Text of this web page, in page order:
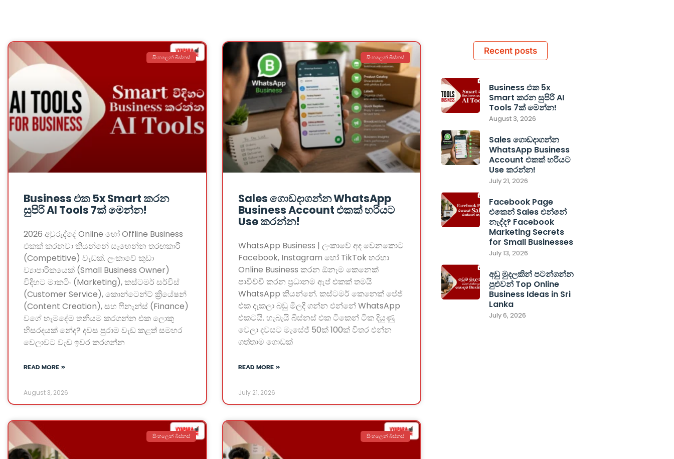
සිංහලෙන් බිස්නස්
Business එක 5x Smart කරන
සුපිරි AI Tools 7ක් මෙන්න!
2026 අවුරුද්දේ Online හෝ Offline Business
එකක් කරනවා කියන්නේ සෑහෙන්න තරඟකාරී
(Competitive) වැඩක්. ලංකාවේ කුඩා
ව්‍යාපාරිකයෙක් (Small Business Owner)
විදිහට මාකටිං (Marketing), කස්ටමර් සර්විස්
(Customer Service), කොන්ටෙන්ට් ක්‍රියේෂන්
(Content Creation), සහ ෆිනෑන්ස් (Finance)
වගේ හැමදේම තනියම කරගන්න එක ලොකු
හිසරදයක් නේද? දවස පුරාම වැඩ කළත් සමහර
වෙලාවට වැඩ ඉවර කරගන්න
READ MORE »
August 3, 2026
සිංහලෙන් බිස්නස්
Sales ගොඩදාගන්න WhatsApp
Business Account එකක් හරියට
Use කරන්න!
WhatsApp Business | ලංකාවේ අද වෙනකොට
Facebook, Instagram හෝ TikTok හරහා
Online Business කරන ඕනෑම කෙනෙක්
පාවිච්චි කරන ප්‍රධානම ඇප් එකක් තමයි
WhatsApp කියන්නේ. කස්ටමර් කෙනෙක් පේජ්
එක දැකලා බඩු මිලදී ගන්න එන්නේ WhatsApp
එකටයි. හැබැයි බිස්නස් එක ටිකෙන් ටික දියුණු
වෙලා දවසට මැසේජ් 50ක් 100ක් විතර එන්න
ගත්තාම ගොඩක්
READ MORE »
July 21, 2026
සිංහලෙන් බිස්නස් සිංහලෙන් බිස්නස්
Recent posts
Business එක 5x
Smart කරන සුපිරි AI
Tools 7ක් මෙන්න!
August 3, 2026
Sales ගොඩදාගන්න
WhatsApp Business
Account එකක් හරියට
Use කරන්න!
July 21, 2026
Facebook Page
එකෙන් Sales එන්නේ
නැද්ද? Facebook
Marketing Secrets
for Small Businesses
July 13, 2026
අඩු මුදලකින් පටන්ගන්න
පුළුවන් Top Online
Business Ideas in Sri
Lanka
July 6, 2026